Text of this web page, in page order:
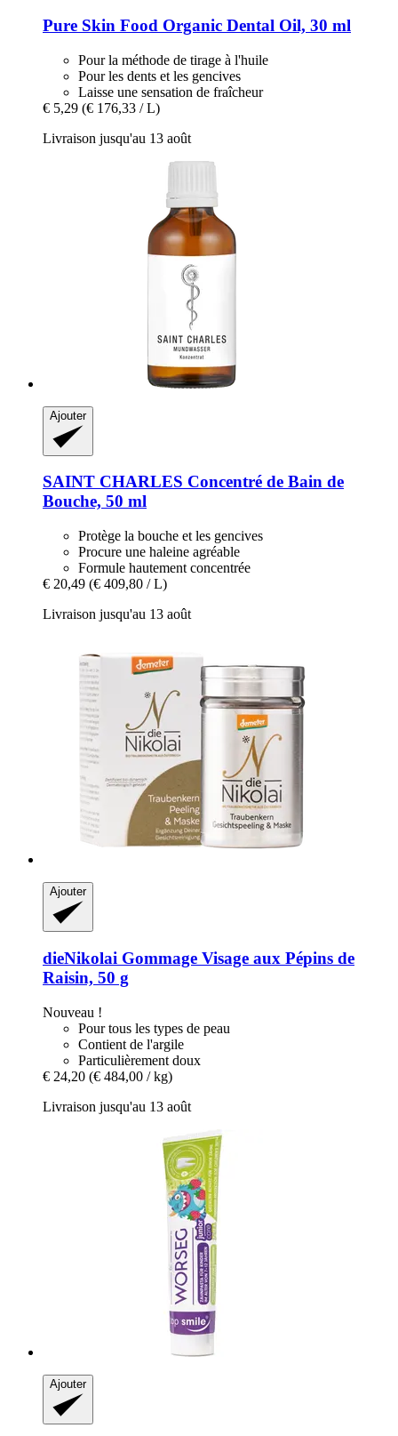
Pure Skin Food Organic Dental Oil, 30 ml
Pour la méthode de tirage à l'huile
Pour les dents et les gencives
Laisse une sensation de fraîcheur
€ 5,29 (€ 176,33 / L)
Livraison jusqu'au 13 août
Ajouter
SAINT CHARLES Concentré de Bain de
Bouche, 50 ml
Protège la bouche et les gencives
Procure une haleine agréable
Formule hautement concentrée
€ 20,49 (€ 409,80 / L)
Livraison jusqu'au 13 août
Ajouter
dieNikolai Gommage Visage aux Pépins de
Raisin, 50 g
Nouveau !
Pour tous les types de peau
Contient de l'argile
Particulièrement doux
€ 24,20 (€ 484,00 / kg)
Livraison jusqu'au 13 août
Ajouter